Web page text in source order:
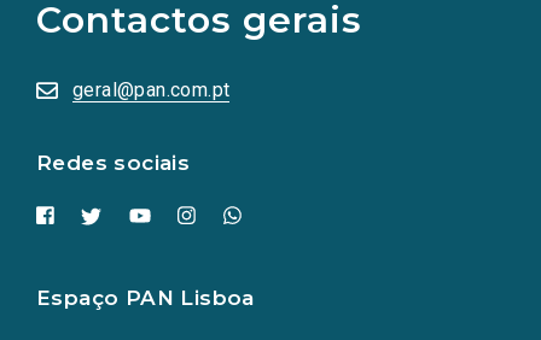
Contactos gerais
geral@pan.com.pt
Redes sociais
redes
sociais
numa
nova
Espaço PAN Lisboa